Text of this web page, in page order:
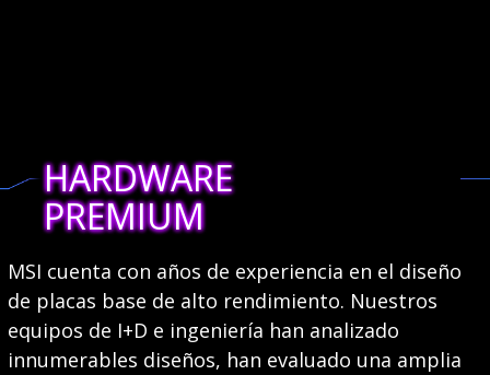
HARDWARE
PREMIUM
MSI cuenta con años de experiencia en el diseño
de placas base de alto rendimiento. Nuestros
equipos de I+D e ingeniería han analizado
innumerables diseños, han evaluado una amplia